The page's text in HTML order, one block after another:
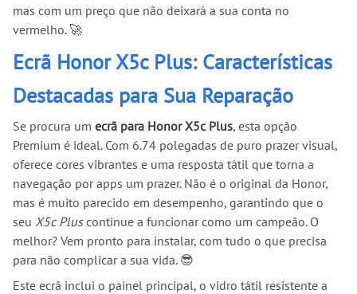
mas com um preço que não deixará a sua conta no
vermelho. 🚀
Ecrã Honor X5c Plus: Características
Destacadas para Sua Reparação
Se procura um ecrã para Honor X5c Plus, esta opção
Premium é ideal. Com 6.74 polegadas de puro prazer visual,
oferece cores vibrantes e uma resposta tátil que torna a
navegação por apps um prazer. Não é o original da Honor,
mas é muito parecido em desempenho, garantindo que o
seu X5c Pluscontinue a funcionar como um campeão. O
melhor? Vem pronto para instalar, com tudo o que precisa
para não complicar a sua vida. 😎
Este ecrã inclui o painel principal, o vidro tátil resistente a